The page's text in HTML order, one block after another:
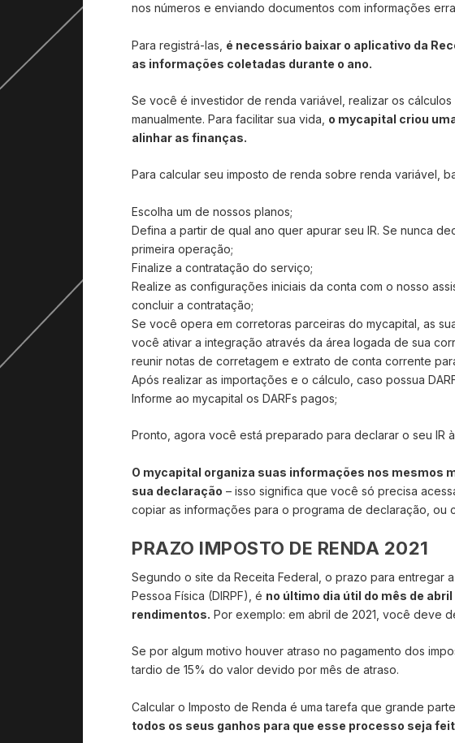
nos números e enviando documentos com informações
Para registrá-las, é necessário baixar o aplicativo da
as informações coletadas durante o ano.
Se você é investidor de renda variável, realizar os
manualmente. Para facilitar sua vida, o mycapital criou
alinhar as finanças.
Para calcular seu imposto de renda sobre renda variável,
Escolha um de nossos planos;
Defina a partir de qual ano quer apurar seu IR. Se nunca
primeira operação;
Finalize a contratação do serviço;
Realize as configurações iniciais da conta com o nosso
concluir a contratação;
Se você opera em corretoras parceiras do mycapital, as
você ativar a integração através da área logada de sua
reunir notas de corretagem e extrato de conta corrente
Após realizar as importações e o cálculo, caso possua
Informe ao mycapital os DARFs pagos;
Pronto, agora você está preparado para declarar o seu IR
O mycapital organiza suas informações nos mesmos
sua declaração – isso significa que você só precisa
copiar as informações para o programa de declaração, ou
PRAZO IMPOSTO DE RENDA 2021
Segundo o site da Receita Federal, o prazo para entregar
Pessoa Física (DIRPF), é no último dia útil do mês de
rendimentos. Por exemplo: em abril de 2021, você deve
Se por algum motivo houver atraso no pagamento dos
tardio de 15% do valor devido por mês de atraso.
Calcular o Imposto de Renda é uma tarefa que grande
todos os seus ganhos para que esse processo seja